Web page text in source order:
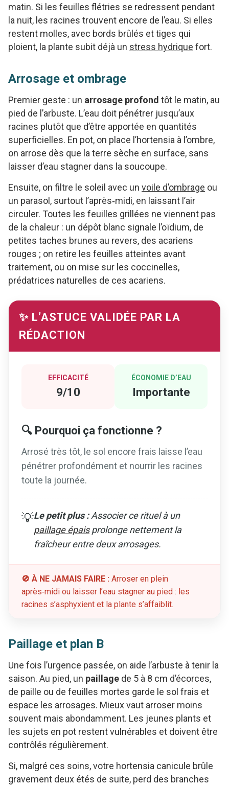
matin. Si les feuilles flétries se redressent pendant
la nuit, les racines trouvent encore de l’eau. Si elles
restent molles, avec bords brûlés et tiges qui
ploient, la plante subit déjà un stress hydrique fort.
Arrosage et ombrage
Premier geste : un arrosage profond tôt le matin, au
pied de l’arbuste. L’eau doit pénétrer jusqu’aux
racines plutôt que d’être apportée en quantités
superficielles. En pot, on place l’hortensia à l’ombre,
on arrose dès que la terre sèche en surface, sans
laisser d’eau stagner dans la soucoupe.
Ensuite, on filtre le soleil avec un voile d’ombrage ou
un parasol, surtout l’après‑midi, en laissant l’air
circuler. Toutes les feuilles grillées ne viennent pas
de la chaleur : un dépôt blanc signale l’oïdium, de
petites taches brunes au revers, des acariens
rouges ; on retire les feuilles atteintes avant
traitement, ou on mise sur les coccinelles,
prédatrices naturelles de ces acariens.
✨ L’ASTUCE VALIDÉE PAR LA
RÉDACTION
EFFICACITÉ
9/10
ÉCONOMIE D’EAU
Importante
🔍 Pourquoi ça fonctionne ?
Arrosé très tôt, le sol encore frais laisse l’eau
pénétrer profondément et nourrir les racines
toute la journée.
💡Le petit plus :Associer ce rituel à un
paillage épaisprolonge nettement la
fraîcheur entre deux arrosages.
🚫 À NE JAMAIS FAIRE : Arroser en plein
après‑midi ou laisser l’eau stagner au pied : les
racines s’asphyxient et la plante s’affaiblit.
Paillage et plan B
Une fois l’urgence passée, on aide l’arbuste à tenir la
saison. Au pied, un paillage de 5 à 8 cm d’écorces,
de paille ou de feuilles mortes garde le sol frais et
espace les arrosages. Mieux vaut arroser moins
souvent mais abondamment. Les jeunes plants et
les sujets en pot restent vulnérables et doivent être
contrôlés régulièrement.
Si, malgré ces soins, votre hortensia canicule brûle
gravement deux étés de suite, perd des branches